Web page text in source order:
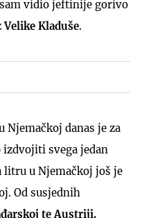
vidio jeftinije gorivo
Velike Kladuše.
danas je za
svega jedan
litru u Njemačkoj još je
Od susjednih
te Austriji.